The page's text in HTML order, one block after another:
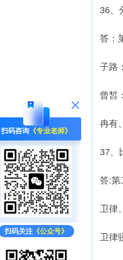
扫码咨询 《专业老师》
扫码关注 《公众号》
36、
答：
子路
曾皙
冉有
37、
答:第
卫律
卫律